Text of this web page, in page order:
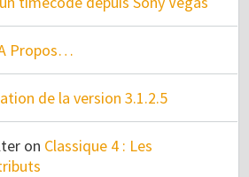
Propos…
de la version 3.1.2.5
on Classique 4 : Les